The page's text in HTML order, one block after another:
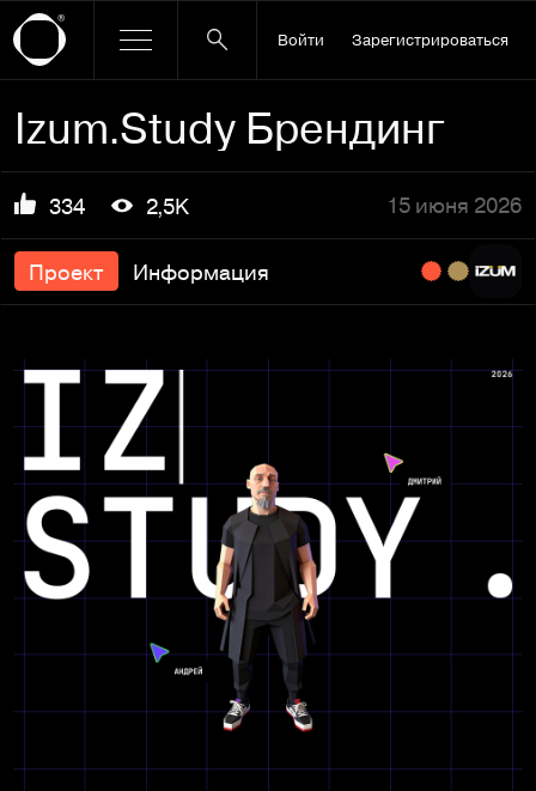
Войти Зарегистрироваться
Izum.Study Брендинг
334 2,5K 15 июня 2026
Проект Информация